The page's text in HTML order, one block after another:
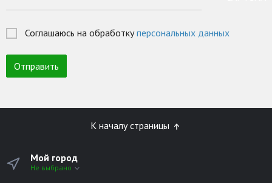
Соглашаюсь на обработкуперсональных данных
К началу страницы
Мой город
Не выбрано